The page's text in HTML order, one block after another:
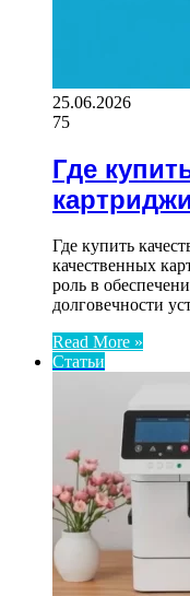
25.06.2026
75
Где
Где купить
качественных
роль в
долговечности
Read More »
Статьи